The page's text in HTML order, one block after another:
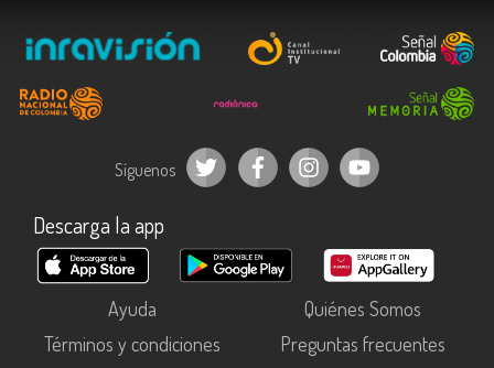
Síguenos
Descarga la app
Ayuda
Quiénes Somos
Términos y condiciones
Preguntas frecuentes